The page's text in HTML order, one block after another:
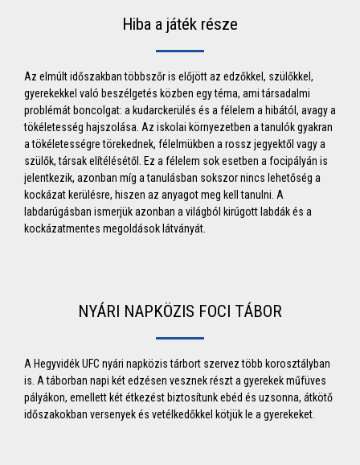
Hiba a játék része
Az elmúlt időszakban többszőr is előjött az edzőkkel, szülőkkel,
gyerekekkel való beszélgetés közben egy téma, ami társadalmi
problémát boncolgat: a kudarckerülés és a félelem a hibától, avagy a
tökéletesség hajszolása. Az iskolai környezetben a tanulók gyakran
a tökéletességre törekednek, félelmükben a rossz jegyektől vagy a
szülők, társak elítélésétől. Ez a félelem sok esetben a focipályán is
jelentkezik, azonban míg a tanulásban sokszor nincs lehetőség a
kockázat kerülésre, hiszen az anyagot meg kell tanulni. A
labdarúgásban ismerjük azonban a világból kirúgott labdák és a
kockázatmentes megoldások látványát.
NYÁRI NAPKÖZIS FOCI TÁBOR
A Hegyvidék UFC nyári napközis tárbort szervez több korosztályban
is. A táborban napi két edzésen vesznek részt a gyerekek műfüves
pályákon, emellett két étkezést biztosítunk ebéd és uzsonna, átkötő
időszakokban versenyek és vetélkedőkkel kötjük le a gyerekeket.